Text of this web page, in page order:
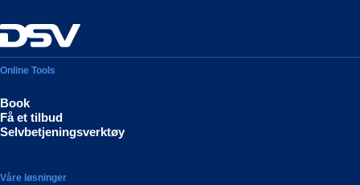
Online Tools
Book
Få et tilbud
Selvbetjeningsverktøy
Våre løsninger